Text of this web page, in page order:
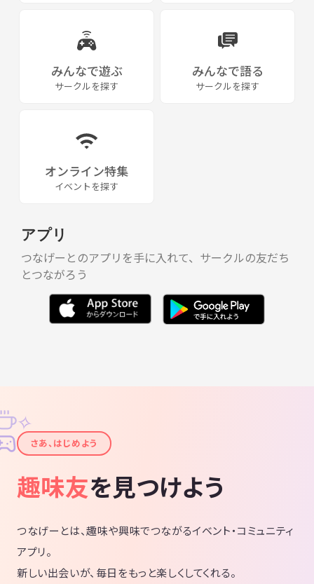
みんなで遊ぶ
サークルを探す
みんなで語る
サークルを探す
オンライン特集
イベントを探す
アプリ
つなげーとのアプリを手に入れて、サークルの友だち
とつながろう
✦
✧
さあ、はじめよう
趣味友を見つけよう
つなげーとは、趣味や興味でつながるイベント・コミュニティ
アプリ。
新しい出会いが、毎日をもっと楽しくしてくれる。